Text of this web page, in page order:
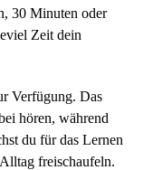
30 Minuten oder
Zeit dein
Verfügung. Das
hören, während
du für das Lernen
freischaufeln.